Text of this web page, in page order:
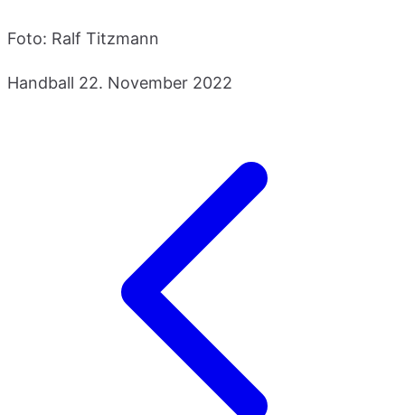
Foto: Ralf Titzmann
Handball 22. November 2022